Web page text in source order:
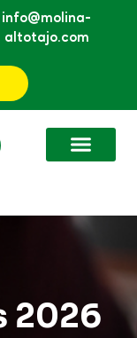
info@molina-
altotajo.com
2026